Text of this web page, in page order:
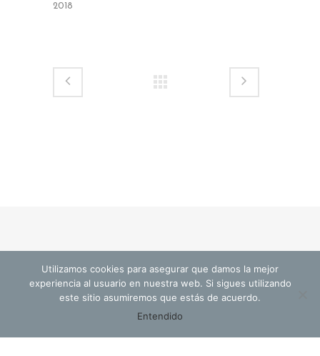
2018
© Cristina Valls Arquitectura
Utilizamos cookies para asegurar que damos la mejor
experiencia al usuario en nuestra web. Si sigues utilizando
este sitio asumiremos que estás de acuerdo.
Entendido